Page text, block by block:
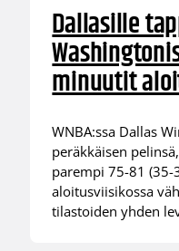
Dallasille
minuutit
WNBA:ssa Dallas
peräkkäisen
parempi 75-81 (35-
aloitusviisikossa
tilastoiden yhden